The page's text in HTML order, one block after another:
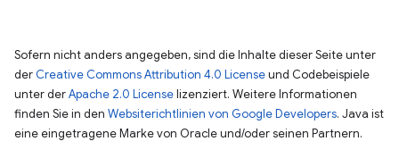
Sofern nicht anders angegeben, sind die Inhalte dieser Seite unter
der Creative Commons Attribution 4.0 Licenseund Codebeispiele
unter derApache 2.0 Licenselizenziert. Weitere Informationen
finden Sie in den Websiterichtlinien von Google Developers. Java ist
eine eingetragene Marke von Oracle und/oder seinen Partnern.